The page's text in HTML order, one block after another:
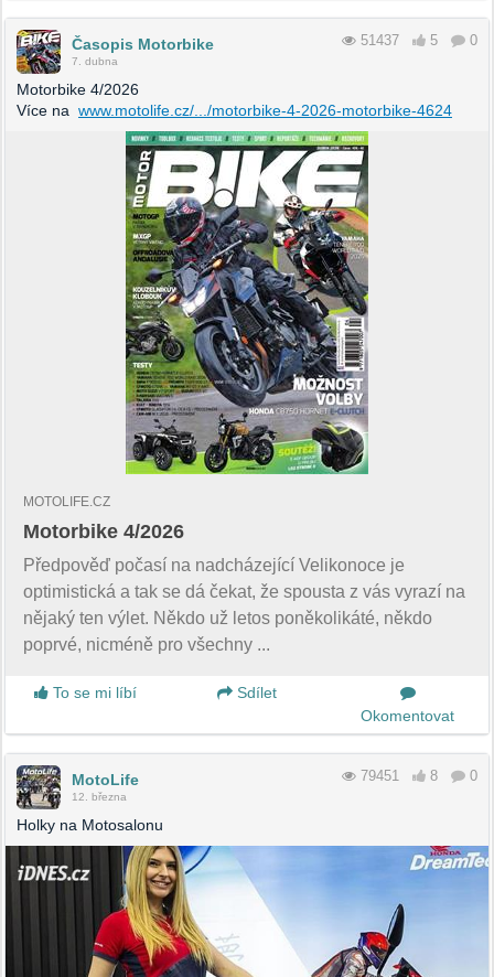
Časopis Motorbike
7. dubna
51437 5 0
Motorbike 4/2026
Více na www.motolife.cz/.../motorbike-4-2026-motorbike-4624
MOTOLIFE.CZ
Motorbike 4/2026
Předpověď počasí na nadcházející Velikonoce je
optimistická a tak se dá čekat, že spousta z vás vyrazí na
nějaký ten výlet. Někdo už letos poněkolikáté, někdo
poprvé, nicméně pro všechny ...
To se mi líbí
Sdílet
Okomentovat
MotoLife
12. března
79451 8 0
Holky na Motosalonu